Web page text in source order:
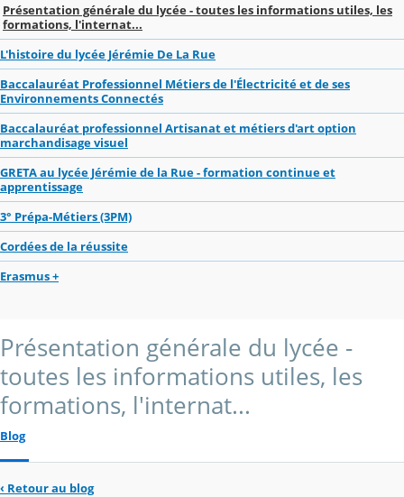
Présentation générale du lycée - toutes les informations utiles, les
formations, l'internat...
L'histoire du lycée Jérémie De La Rue
Baccalauréat Professionnel Métiers de l'Électricité et de ses
Environnements Connectés
Baccalauréat professionnel Artisanat et métiers d'art option
marchandisage visuel
GRETA au lycée Jérémie de la Rue - formation continue et
apprentissage
3° Prépa-Métiers (3PM)
Cordées de la réussite
Erasmus +
Présentation générale du lycée -
toutes les informations utiles, les
formations, l'internat...
Blog
‹ Retour au blog